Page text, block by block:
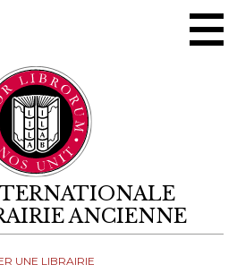
ANCIENNE
UNE LIBRAIRIE